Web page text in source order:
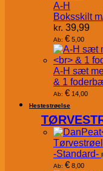
A-H
Boksskilt
kr. 39,99
Ab: € 5,00
A-H sæt
& 1
Ab: € 14,00
Hestestrøelse
-Standard-
Ab: € 8,00